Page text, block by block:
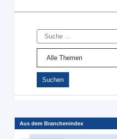
Suche
Aus dem Branchenindex